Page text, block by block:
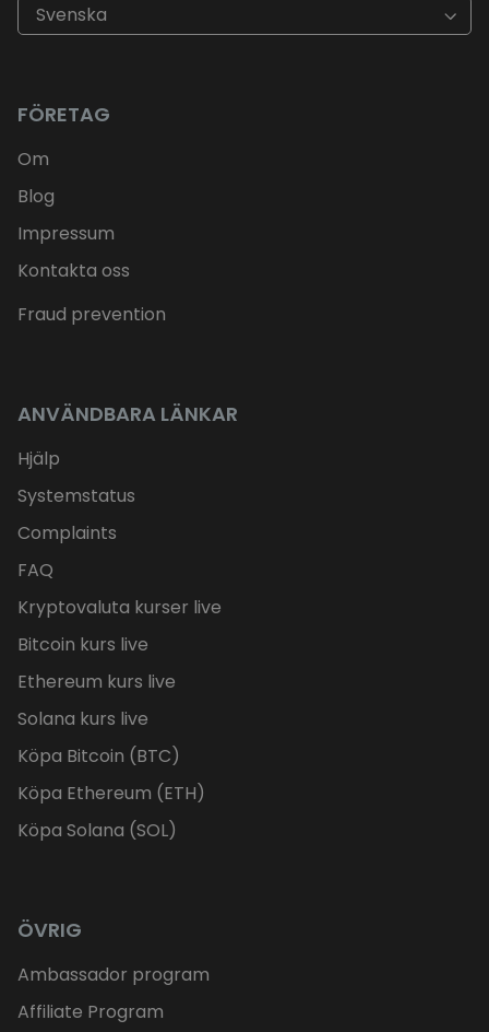
Svenska
FÖRETAG
Om
Blog
Impressum
Kontakta oss
Fraud prevention
ANVÄNDBARA LÄNKAR
Hjälp
Systemstatus
Complaints
FAQ
Kryptovaluta kurser live
Bitcoin kurs live
Ethereum kurs live
Solana kurs live
Köpa Bitcoin (BTC)
Köpa Ethereum (ETH)
Köpa Solana (SOL)
ÖVRIG
Ambassador program
Affiliate Program